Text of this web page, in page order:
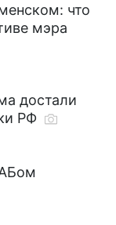
что
мэра
достали
РФ